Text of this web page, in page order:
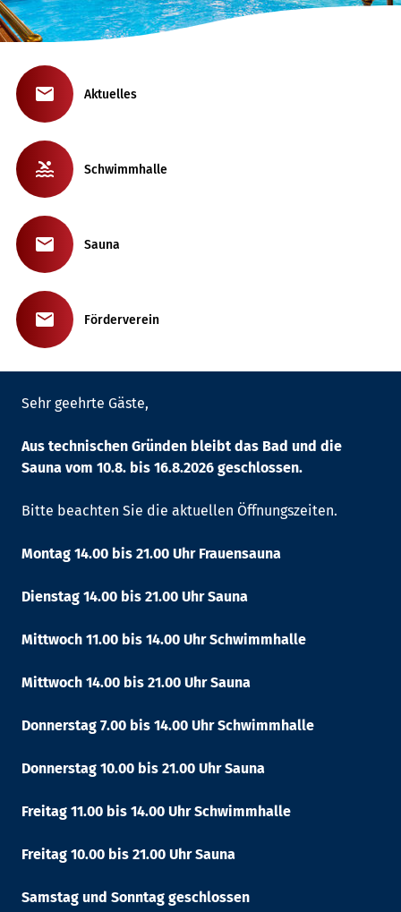
Aktuelles
Schwimmhalle
Sauna
Förderverein
Sehr geehrte Gäste,
Aus technischen Gründen bleibt das Bad und die
Sauna vom 10.8. bis 16.8.2026 geschlossen.
Bitte beachten Sie die aktuellen Öffnungszeiten.
Montag 14.00 bis 21.00 Uhr Frauensauna
Dienstag 14.00 bis 21.00 Uhr Sauna
Mittwoch 11.00 bis 14.00 Uhr Schwimmhalle
Mittwoch 14.00 bis 21.00 Uhr Sauna
Donnerstag 7.00 bis 14.00 Uhr Schwimmhalle
Donnerstag 10.00 bis 21.00 Uhr Sauna
Freitag 11.00 bis 14.00 Uhr Schwimmhalle
Freitag 10.00 bis 21.00 Uhr Sauna
Samstag und Sonntag geschlossen